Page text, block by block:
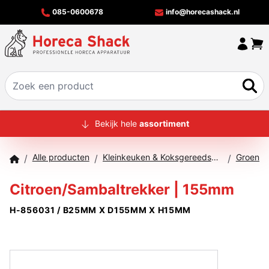
085-0600678 info@horecashack.nl
HOME
MERKEN
OFFERTECHECKER
Bekijk hele assortiment
/ Alle producten / Kleinkeuken & Koksgereedschap /
Citroen/Sambaltrekker | 155mm
H-856031 / B25MM X D155MM X H15MM